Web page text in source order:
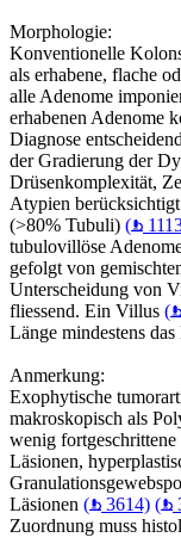
Morphologie:
Konventionelle
als erhabene, flache
alle Adenome
erhabenen Adenome
Diagnose
der Gradierung der
Drüsenkomplexität,
Atypien
(>80% Tubuli) (
tubulovillöse
gefolgt von
Unterscheidung von
fliessend. Ein Villus (
Länge mindestens
Anmerkung:
Exophytische
makroskopisch als
wenig
Läsionen,
Läsionen ( 3614) (
Zuordnung muss